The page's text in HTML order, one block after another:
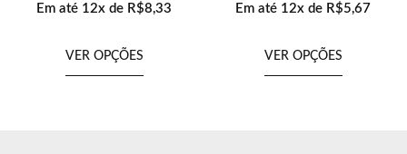
Em até 12x de R$8,33
VER OPÇÕES
Em até 12x de R$5,67
VER OPÇÕES